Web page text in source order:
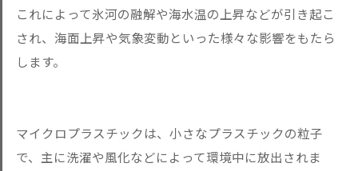
これによって氷河の融解や海水温の上昇などが引き起こ
され、海面上昇や気象変動といった様々な影響をもたら
します。
マイクロプラスチックは、小さなプラスチックの粒子
で、主に洗濯や風化などによって環境中に放出されま